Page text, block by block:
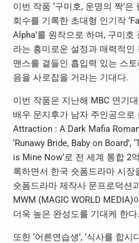
이번 작품 ‘구미호, 운명의 짝’
회수를 기록한 초대형 인기작
Alpha’를 원작으로 하며, 구미
라는 흥미로운 설정과 매력적인
맨스를 곁들인 흡입력 있는 스
음을 사로잡을 거라는 기대다.
이번 작품은 지난해 MBC 연기
배우 문지후가 남자 주인공으로
Attraction : A Dark Mafia
‘Runawy Bride, Baby on
is Mine Now’로 전 세계 통합 2
록하면서 한국 숏폼드라마 시장
숏폼드라마 제작사 문프로덕션
MWM (MAGIC WORLD
더욱 높은 완성도를 기대케 한다.
또한 ‘어른연습생’, ‘식사를 합시